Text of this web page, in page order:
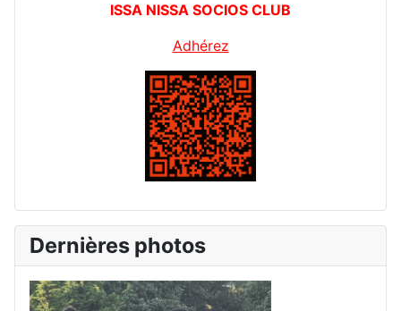
ISSA NISSA SOCIOS CLUB
Adhérez
Dernières photos